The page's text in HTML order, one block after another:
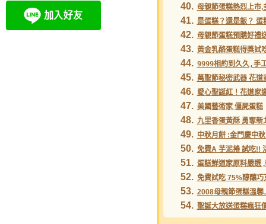
40. 母親節蛋糕熱烈上市,
41. 是蛋糕？還是飯？ 蛋
42. 母親節蛋糕預購好禮
43. 黃金乳酪蛋糕得獎試
44. 9999相約到久久,手
45. 萬聖節秘密武器 花道
46. 愛心聖誕紅！花道家
47. 美國藝術家 僵屍蛋糕
48. 九里香蛋黃酥 勇奪新
49. 中秋月餅 :金門慶中
50. 免費A 芋泥捲 試吃!!
51. 蛋糕鮮道家原料嚴選
52. 免費試吃 75%醇釀巧
53. 2008母親節蛋糕溫馨
54. 聖誕大放送蛋糕瘋狂